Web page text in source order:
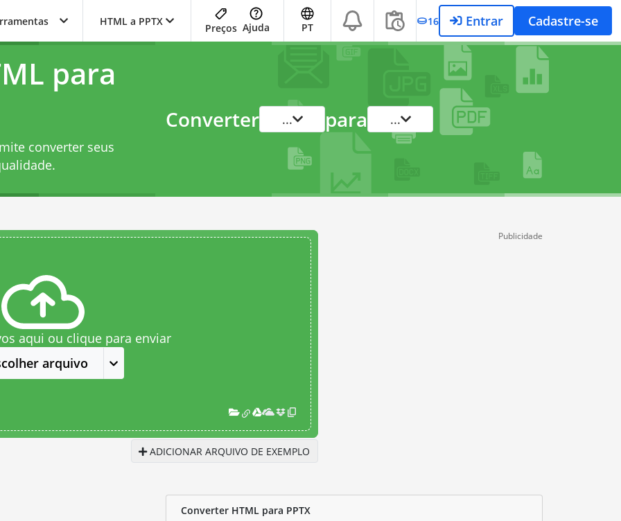
HTML a PPTX
Preços Ajuda PT 16 Entrar Cadastre-se
para
converter seus
Converter ... para ...
aqui ou clique para enviar
arquivo
ADICIONAR ARQUIVO DE EXEMPLO
Publicidade
Converter HTML para PPTX